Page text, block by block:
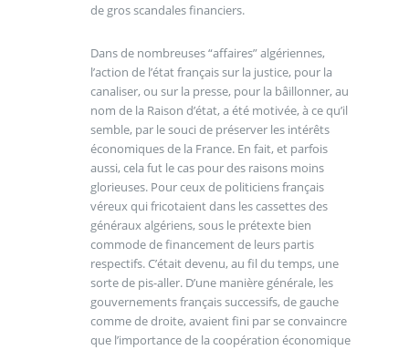
de gros scandales financiers.
Dans de nombreuses “affaires” algériennes,
l’action de l’état français sur la justice, pour la
canaliser, ou sur la presse, pour la bâillonner, au
nom de la Raison d’état, a été motivée, à ce qu’il
semble, par le souci de préserver les intérêts
économiques de la France. En fait, et parfois
aussi, cela fut le cas pour des raisons moins
glorieuses. Pour ceux de politiciens français
véreux qui fricotaient dans les cassettes des
généraux algériens, sous le prétexte bien
commode de financement de leurs partis
respectifs. C’était devenu, au fil du temps, une
sorte de pis-aller. D’une manière générale, les
gouvernements français successifs, de gauche
comme de droite, avaient fini par se convaincre
que l’importance de la coopération économique